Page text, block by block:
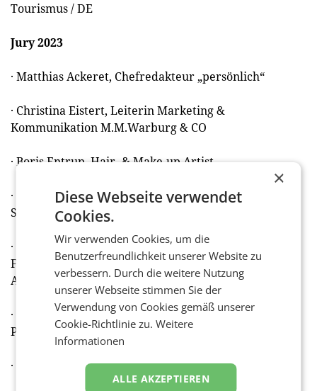
Tourismus / DE
Jury 2023
· Matthias Ackeret, Chefredakteur „persönlich“
· Christina Eistert, Leiterin Marketing &
Kommunikation M.M.Warburg & CO
· Boris Entrup, Hair- & Make-up Artist
· Anja Görzel, Kommunikationschefin
Südwestrundfunk (SWR)
· Roland Heintze, Geschäftsführender Gesellschafter
Faktenkontor Holding und Geschäftsführer PER
Agency
· Isfried Hennen, ehemaliger Leiter
Produktkommunikation Ford-Werke
· Marcus Heumann, Leiter Academy news aktuell
×
Diese Webseite verwendet
Cookies.
Wir verwenden Cookies, um die
Benutzerfreundlichkeit unserer Website zu
verbessern. Durch die weitere Nutzung
unserer Webseite stimmen Sie der
Verwendung von Cookies gemäß unserer
Cookie-Richtlinie zu.Weitere
Informationen
ALLE AKZEPTIEREN